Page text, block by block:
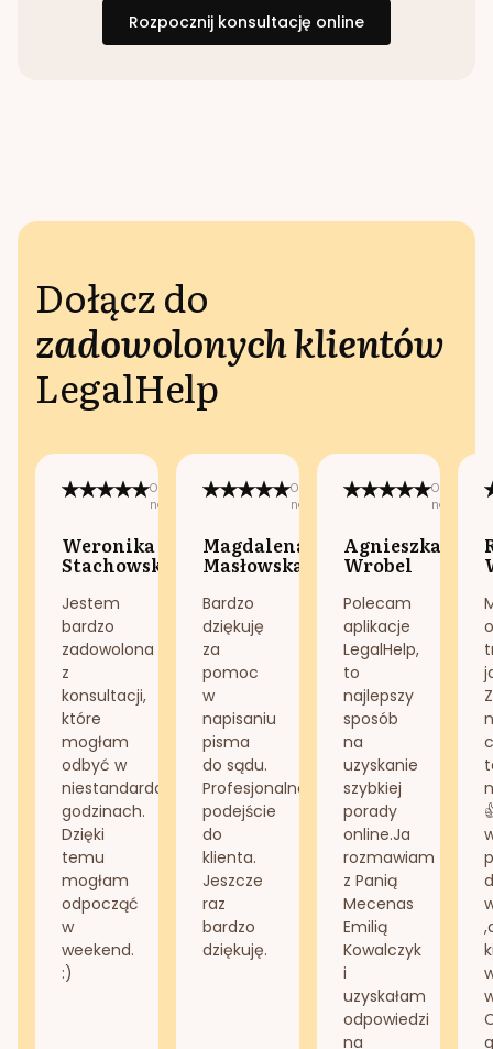
Rozpocznij konsultację online
Dołącz do
zadowolonych klientów
LegalHelp
Opublikowano
na:
Weronika
Stachowska
Jestem
bardzo
zadowolona
z
konsultacji,
które
mogłam
odbyć w
niestandardowych
godzinach.
Dzięki
temu
mogłam
odpocząć
w
weekend.
:)
Opublikowano
na:
Magdalena
Masłowska
Bardzo
dziękuję
za
pomoc
w
napisaniu
pisma
do sądu.
Profesjonalne
podejście
do
klienta.
Jeszcze
raz
bardzo
dziękuję.
na:
Agnieszka
Wrobel
Polecam
aplikacje
LegalHelp,
to
najlepszy
sposób
na
uzyskanie
szybkiej
porady
online.Ja
rozmawiam
z Panią
Mecenas
Emilią
Kowalczyk
i
uzyskałam
odpowiedzi
na